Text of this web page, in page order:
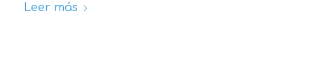
Leer más